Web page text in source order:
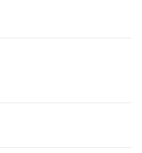
Ароматерапія. 30мл.